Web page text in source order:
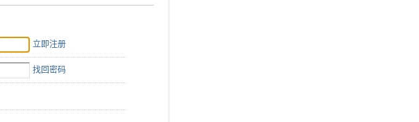
立即注册
找回密码